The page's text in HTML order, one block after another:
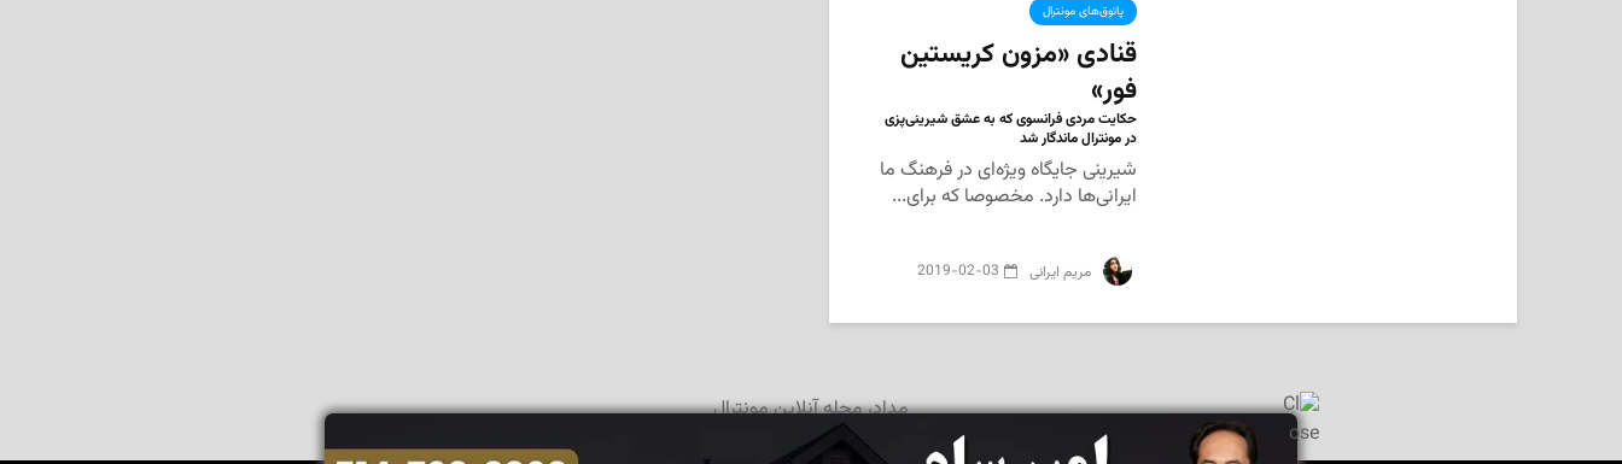
پاتوق‌های مونترال
قنادی «مزون کریستین
فور»
حکایت مردی فرانسوی که به عشق شیرینی‌پزی
در مونترال ماندگار شد
شیرینی جایگاه ویژه‌ای در فرهنگ ما
ایرانی‌ها دارد. مخصوصا که برای...
‌ مریم ایرانی 2019-02-03
مداد، مجله آنلاین مونترال